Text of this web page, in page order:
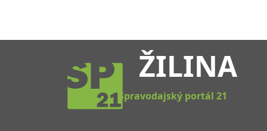
ŽILINA
Spravodajský portál 21